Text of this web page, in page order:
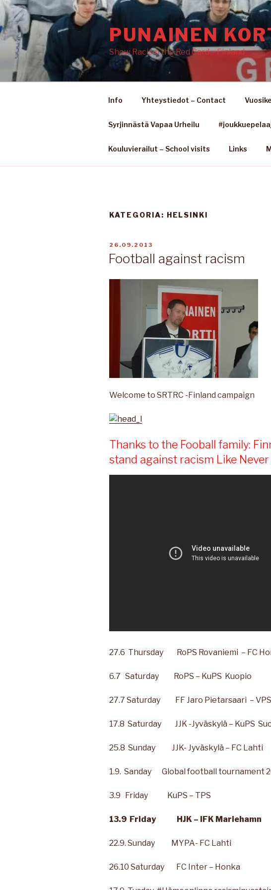
Siirry
sisältöön
PUNAINEN
Show Racism the Red Card – Finland
Info Yhteystiedot – Contact
Syrjinnästä Vapaa Urheilu
Kouluvierailut – School visits Links
KATEGORIA: HELSINKI
JULKAISTU
26.09.2013
Football against racism
Welcome to SRTRC -Finland campaign
Thanks to the Fooball family:
stand against racism Like
27.6 Thursday RoPS Rovaniemi – FC
6.7 Saturday RoPS – KuPS Kuopio
27.7 Saturday FF Jaro Pietarsaari – VPS
17.8 Saturday JJK -Jyväskylä – KuPS
25.8 Sunday JJK- Jyväskylä – FC Lahti
1.9. Sanday Global football tournament
3.9 Friday KuPS – TPS
13.9 Friday HJK – IFK Mariehamn
22.9. Sunday MYPA- FC Lahti
26.10 Saturday FC Inter – Honka